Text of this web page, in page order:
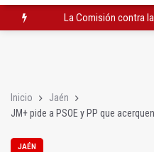
La Comisión contra
Muere electrocutado
Inicio
Jaén
JM+ pide a PSOE y PP que
JAÉN